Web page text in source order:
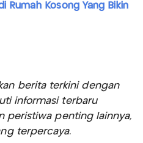
Rumah Kosong Yang Bikin
berita terkini dengan
informasi terbaru
peristiwa penting lainnya,
terpercaya.